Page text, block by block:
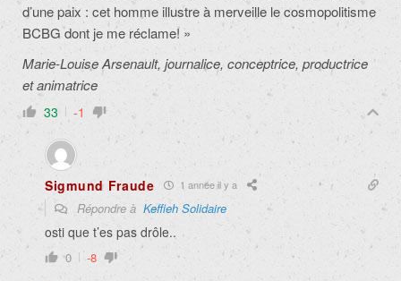
d’une paix : cet homme illustre à merveille le cosmopolitisme
BCBG dont je me réclame! »
Marie-Louise Arsenault, journalice, conceptrice, productrice
et animatrice
33 -1
Sigmund Fraude 1 année il y a
Répondre à Keffieh Solidaire
osti que t’es pas drôle..
0 -8